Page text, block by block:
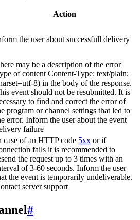
Action
the user about successfull delivery
may be a description of the error
of content Content-Type: text/plain;
8) in the body of the response.
event should not be resubmitted. It is
to find and correct the error of
program or channel settings that led to
error. Inform the user about the event
failure
case of an HTTP code 5xx or if
fails it is recommended to
the request up to 3 times with an
of 3-60 seconds. Inform the user
the event is temporarily undeliverable.
server support
#